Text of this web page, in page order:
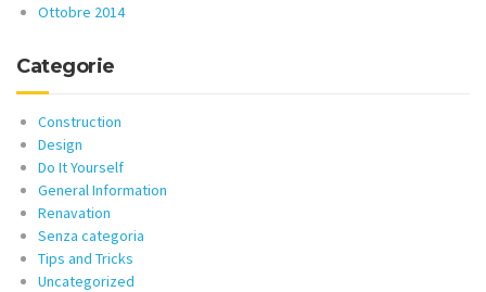
Ottobre 2014
Categorie
Construction
Design
Do It Yourself
General Information
Renavation
Senza categoria
Tips and Tricks
Uncategorized